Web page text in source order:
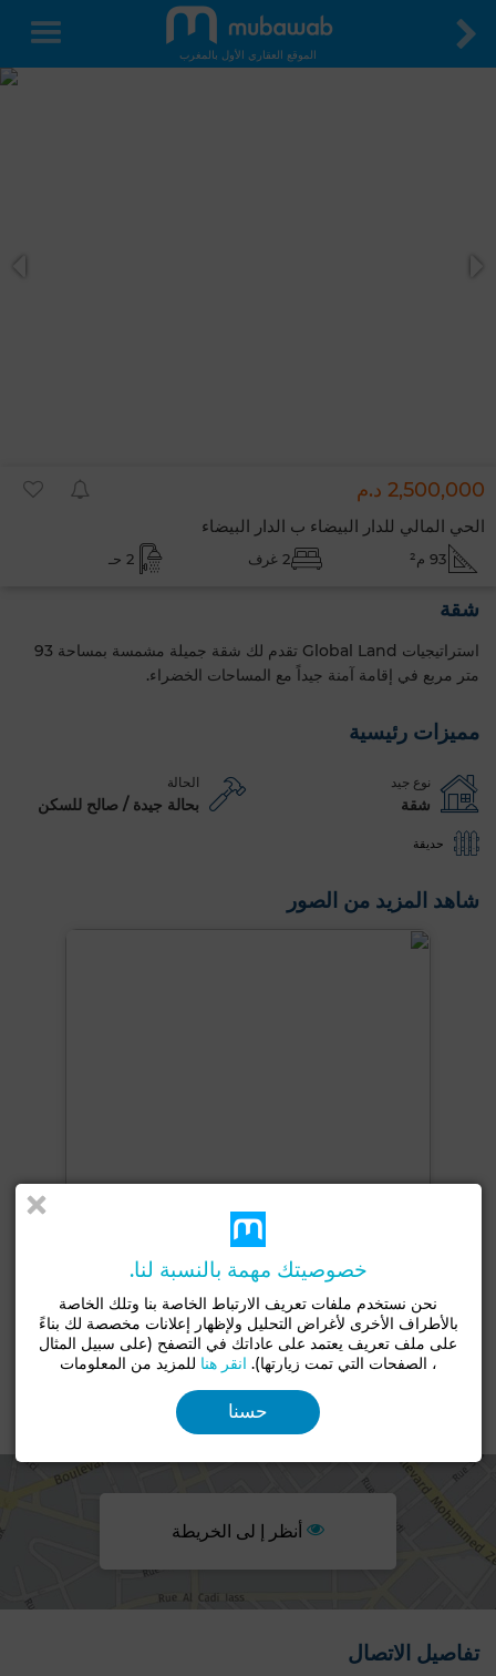
الموقع العقاري الأول بالمغرب
2,500,000 د.م
الحي المالي للدار البيضاء ب الدار البيضاء
93 م² 2 غرف 2 حـ
شقة
استراتيجيات Global Land تقدم لك شقة جميلة مشمسة بمساحة 93
متر مربع في إقامة آمنة جيداً مع المساحات الخضراء.
مميزات رئيسية
نوع جيد
شقة
الحالة
بحالة جيدة / صالح للسكن
حديقة
شاهد المزيد من الصور
+6 صور
أنظر إ لى الخريطة
تفاصيل الاتصال
خصوصيتك مهمة بالنسبة لنا.
نحن نستخدم ملفات تعريف الارتباط الخاصة بنا وتلك الخاصة
بالأطراف الأخرى لأغراض التحليل ولإظهار إعلانات مخصصة لك بناءً
على ملف تعريف يعتمد على عاداتك في التصفح (على سبيل المثال
، الصفحات التي تمت زيارتها). انقر هنا للمزيد من المعلومات
حسنا